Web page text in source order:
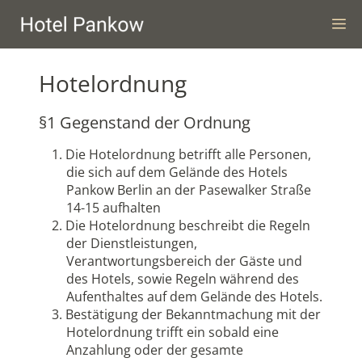
Inhalt
Hotelordnung
§1 Gegenstand der Ordnung
Die Hotelordnung betrifft alle Personen,
die sich auf dem Gelände des Hotels
Pankow Berlin an der Pasewalker Straße
14-15 aufhalten
Die Hotelordnung beschreibt die Regeln
der Dienstleistungen,
Verantwortungsbereich der Gäste und
des Hotels, sowie Regeln während des
Aufenthaltes auf dem Gelände des Hotels.
Bestätigung der Bekanntmachung mit der
Hotelordnung trifft ein sobald eine
Anzahlung oder der gesamte